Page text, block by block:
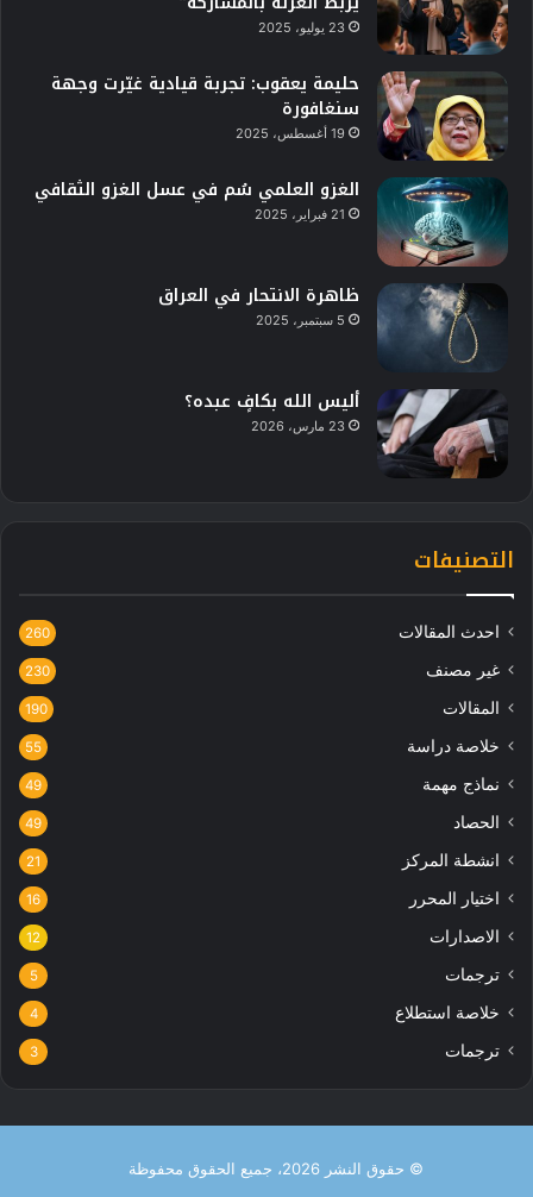
23 يوليو، 2025
حليمة يعقوب: تجربة قيادية غيّرت وجهة
سنغافورة
19 أغسطس، 2025
الغزو العلمي سُم في عسل الغزو الثقافي
21 فبراير، 2025
ظاهرة الانتحار في العراق
5 سبتمبر، 2025
أليس الله بكافٍ عبده؟
23 مارس، 2026
التصنيفات
احدث المقالات 260
غير مصنف 230
المقالات 190
خلاصة دراسة 55
نماذج مهمة 49
الحصاد 49
انشطة المركز 21
اختيار المحرر 16
الاصدارات 12
ترجمات 5
خلاصة استطلاع 4
ترجمات 3
© حقوق النشر 2026، جميع الحقوق محفوظة